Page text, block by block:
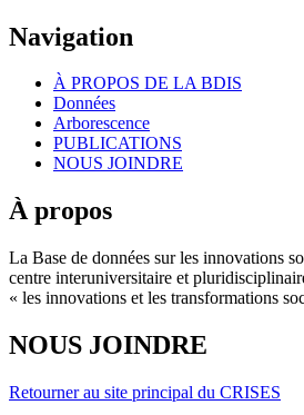
Navigation
À PROPOS DE LA BDIS
Données
Arborescence
PUBLICATIONS
NOUS JOINDRE
À propos
La Base de données sur les innovations
centre interuniversitaire et
« les innovations et les transformations
NOUS JOINDRE
Retourner au site principal du CRISES